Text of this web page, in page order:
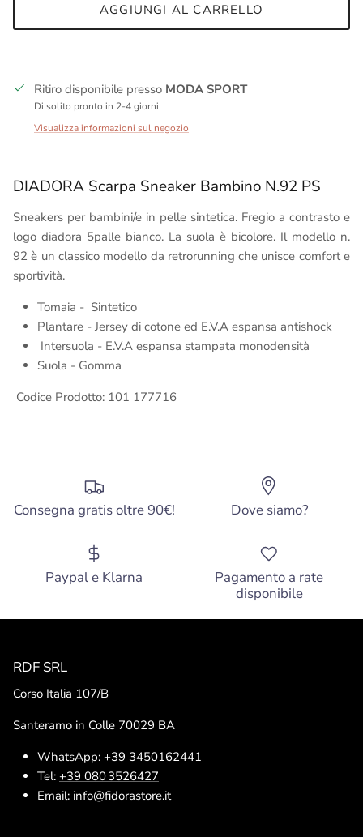
AGGIUNGI AL CARRELLO
Ritiro disponibile presso MODA SPORT
Di solito pronto in 2-4 giorni
Visualizza informazioni sul negozio
DIADORA Scarpa Sneaker Bambino N.92 PS
Sneakers per bambini/e in pelle sintetica. Fregio a contrasto e
logo diadora 5palle bianco. La suola è bicolore. Il modello n.
92 è un classico modello da retrorunning che unisce comfort e
sportività.
Tomaia - Sintetico
Plantare - Jersey di cotone ed E.V.A espansa antishock
Intersuola - E.V.A espansa stampata monodensità
Suola - Gomma
Codice Prodotto: 101 177716
Consegna gratis oltre 90€! Dove siamo?
Paypal e Klarna
Pagamento a rate
disponibile
RDF SRL
Corso Italia 107/B
Santeramo in Colle 70029 BA
WhatsApp: +39 3450162441
Tel: +39 080 3526427
Email: info@fidorastore.it